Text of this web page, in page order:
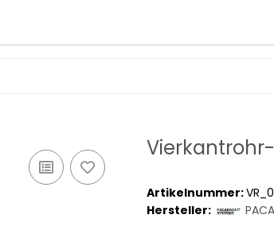
Vierkantrohr-
Artikelnummer:
Hersteller: